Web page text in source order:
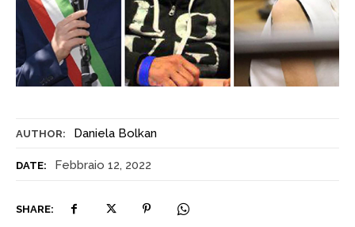
AUTHOR: Daniela Bolkan
DATE: Febbraio 12, 2022
SHARE: